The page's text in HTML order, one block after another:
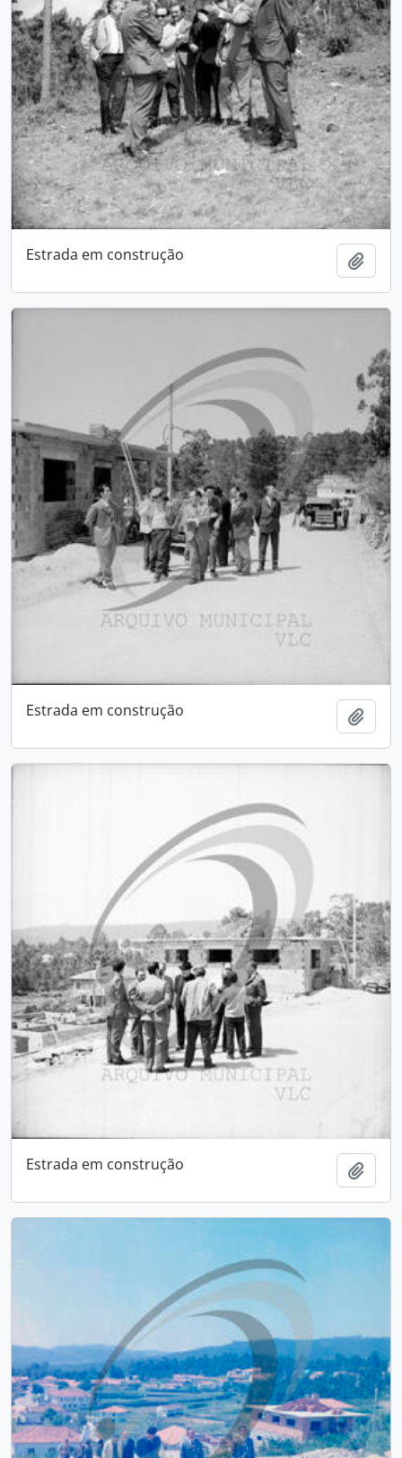
Estrada em construção
Estrada em construção
Estrada em construção